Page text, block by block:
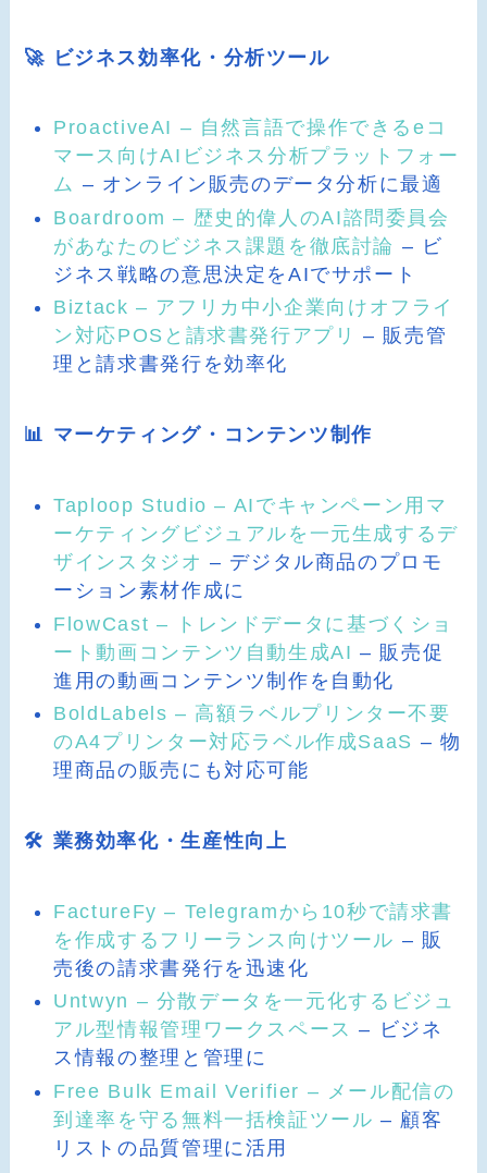
🚀 ビジネス効率化・分析ツール
ProactiveAI – 自然言語で操作できるeコ
マース向けAIビジネス分析プラットフォー
ム – オンライン販売のデータ分析に最適
Boardroom – 歴史的偉人のAI諮問委員会
があなたのビジネス課題を徹底討論 – ビ
ジネス戦略の意思決定をAIでサポート
Biztack – アフリカ中小企業向けオフライ
ン対応POSと請求書発行アプリ – 販売管
理と請求書発行を効率化
📊 マーケティング・コンテンツ制作
Taploop Studio – AIでキャンペーン用マ
ーケティングビジュアルを一元生成するデ
ザインスタジオ – デジタル商品のプロモ
ーション素材作成に
FlowCast – トレンドデータに基づくショ
ート動画コンテンツ自動生成AI – 販売促
進用の動画コンテンツ制作を自動化
BoldLabels – 高額ラベルプリンター不要
のA4プリンター対応ラベル作成SaaS – 物
理商品の販売にも対応可能
🛠️ 業務効率化・生産性向上
FactureFy – Telegramから10秒で請求書
を作成するフリーランス向けツール – 販
売後の請求書発行を迅速化
Untwyn – 分散データを一元化するビジュ
アル型情報管理ワークスペース – ビジネ
ス情報の整理と管理に
Free Bulk Email Verifier – メール配信の
到達率を守る無料一括検証ツール – 顧客
リストの品質管理に活用